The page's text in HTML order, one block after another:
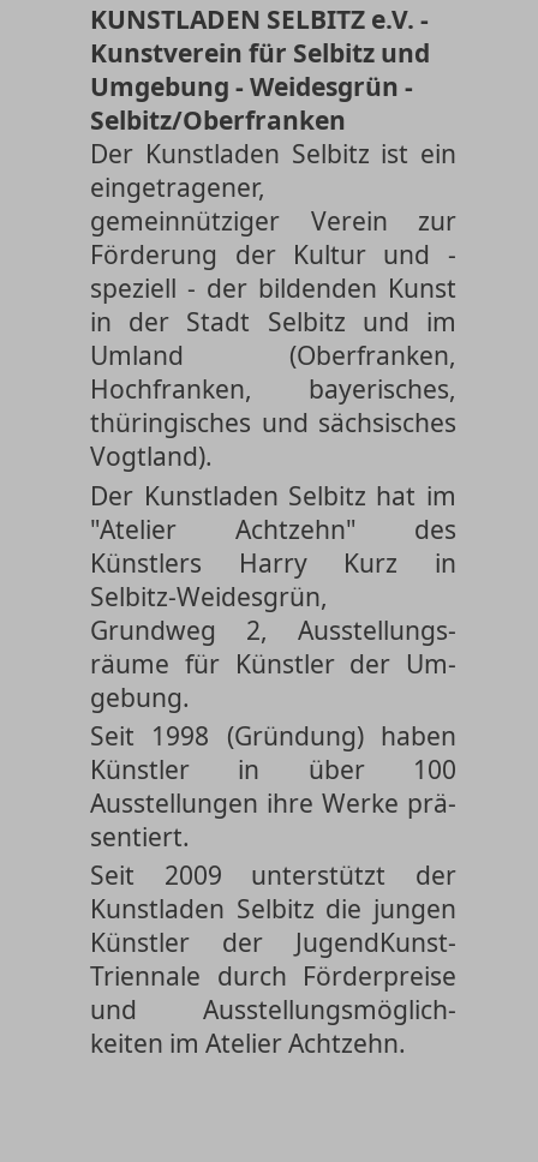
KUNSTLADEN SELBITZ e.V. -
Kunstverein für Selbitz und
Umgebung - Weidesgrün -
Selbitz/Oberfranken
Der Kunstladen Selbitz ist ein
eingetragener,
gemeinnütziger Verein zur
Förderung der Kultur und -
speziell - der bildenden Kunst
in der Stadt Selbitz und im
Umland (Oberfranken,
Hochfranken, bayer­isch­es,
thüring­isches und sächs­isches
Vogt­land).
Der Kunstladen Selbitz hat im
"Atelier Achtzehn" des
Künstlers Harry Kurz in
Selbitz-Weides­grün,
Grundweg 2, Aus­stellungs­
räume für Künstler der Um­
gebung.
Seit 1998 (Gründung) haben
Künstler in über 100
Ausstellungen ihre Werke prä­
sentiert.
Seit 2009 unterstützt der
Kunstladen Selbitz die jungen
Künstler der Jugend­Kunst­
Triennale durch Förder­preise
und Aus­stellungs­möglich­
keiten im Atelier Achtzehn.